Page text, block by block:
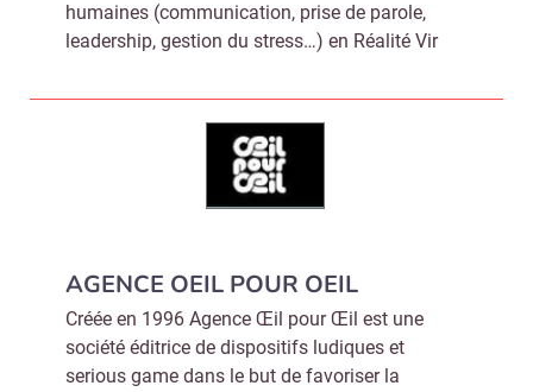
humaines (communication, prise de parole,
leadership, gestion du stress…) en Réalité Vir
AGENCE OEIL POUR OEIL
Créée en 1996 Agence Œil pour Œil est une
société éditrice de dispositifs ludiques et
serious game dans le but de favoriser la